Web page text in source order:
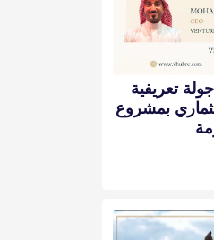
تعريفية
بمشروع